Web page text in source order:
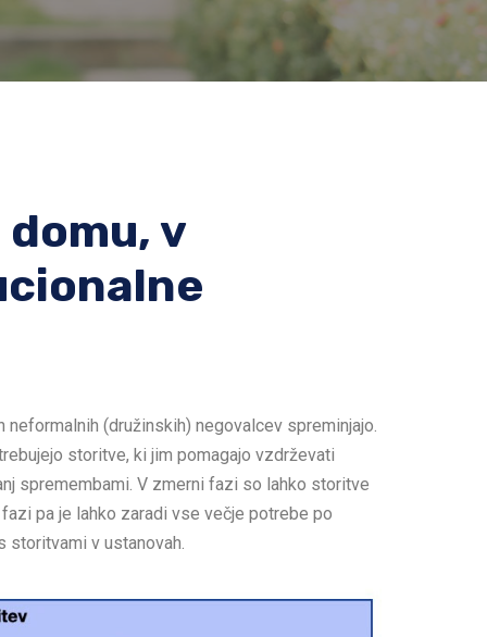
v
(družinskih) negovalcev spreminjajo.
storitve, ki jim pomagajo vzdrževati
spremembami. V zmerni fazi so lahko storitve
pa je lahko zaradi vse večje potrebe po
v ustanovah.